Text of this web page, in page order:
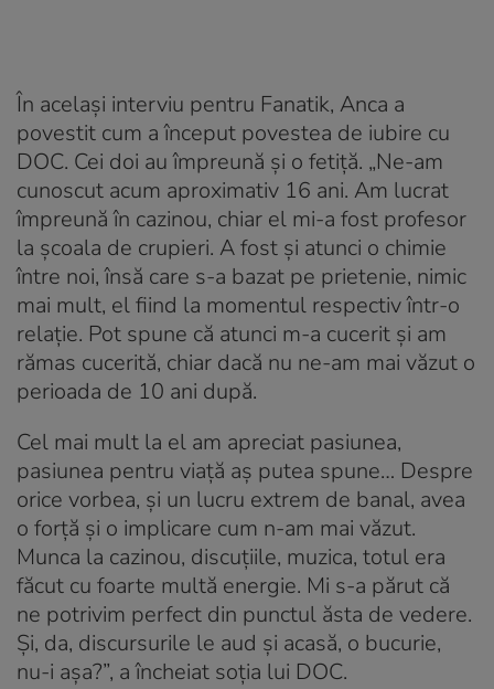
În același interviu pentru Fanatik, Anca a
povestit cum a început povestea de iubire cu
DOC. Cei doi au împreună și o fetiță. „Ne-am
cunoscut acum aproximativ 16 ani. Am lucrat
împreună în cazinou, chiar el mi-a fost profesor
la școala de crupieri. A fost și atunci o chimie
între noi, însă care s-a bazat pe prietenie, nimic
mai mult, el fiind la momentul respectiv într-o
relație. Pot spune că atunci m-a cucerit și am
rămas cucerită, chiar dacă nu ne-am mai văzut o
perioada de 10 ani după.
Cel mai mult la el am apreciat pasiunea,
pasiunea pentru viață aș putea spune… Despre
orice vorbea, și un lucru extrem de banal, avea
o forță și o implicare cum n-am mai văzut.
Munca la cazinou, discuțiile, muzica, totul era
făcut cu foarte multă energie. Mi s-a părut că
ne potrivim perfect din punctul ăsta de vedere.
Și, da, discursurile le aud și acasă, o bucurie,
nu-i așa?”, a încheiat soția lui DOC.